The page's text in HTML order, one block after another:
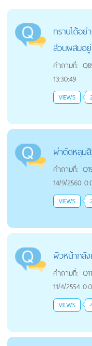
ทราบได้อย่
ส่วนผสมอยู่
คำถามที่:
13:30:49
VIEWS
ผ่าตัดหลุม
คำถามที่:
14/9/2560
VIEWS
ผิวหน้ากลัง
คำถามที่:
11/4/2554
VIEWS